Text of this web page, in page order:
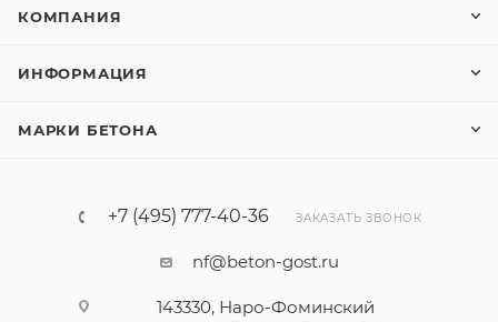
КОМПАНИЯ
ИНФОРМАЦИЯ
МАРКИ БЕТОНА
+7 (495) 777-40-36 ЗАКАЗАТЬ ЗВОНОК
nf@beton-gost.ru
143330, Наро-Фоминский